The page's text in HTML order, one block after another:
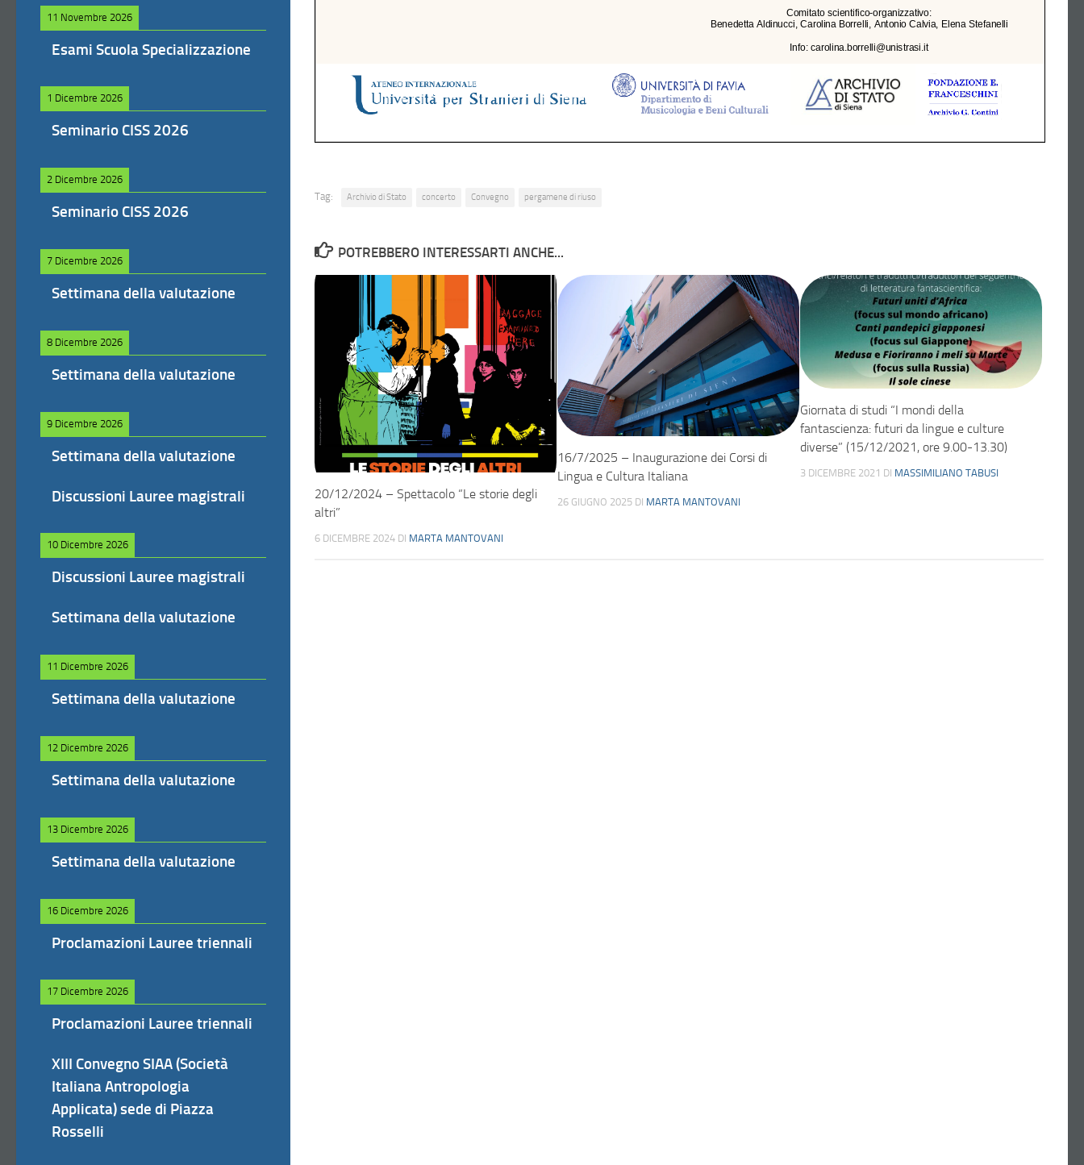
Tag: Archivio di Stato concerto Convegno pergamene di riuso
POTREBBERO INTERESSARTI ANCHE...
20/12/2024 – Spettacolo “Le storie degli
altri”
6 DICEMBRE 2024 DI MARTA MANTOVANI
16/7/2025 – Inaugurazione dei Corsi di
Lingua e Cultura Italiana
26 GIUGNO 2025 DI MARTA MANTOVANI
Giornata di studi “I mondi della
fantascienza: futuri da lingue e culture
diverse” (15/12/2021, ore 9.00-13.30)
3 DICEMBRE 2021 DI MASSIMILIANO TABUSI
11 Novembre 2026
Esami Scuola Specializzazione
1 Dicembre 2026
Seminario CISS 2026
2 Dicembre 2026
Seminario CISS 2026
7 Dicembre 2026
Settimana della valutazione
8 Dicembre 2026
Settimana della valutazione
9 Dicembre 2026
Settimana della valutazione
Discussioni Lauree magistrali
10 Dicembre 2026
Discussioni Lauree magistrali
Settimana della valutazione
11 Dicembre 2026
Settimana della valutazione
12 Dicembre 2026
Settimana della valutazione
13 Dicembre 2026
Settimana della valutazione
16 Dicembre 2026
Proclamazioni Lauree triennali
17 Dicembre 2026
Proclamazioni Lauree triennali
XIII Convegno SIAA (Società
Italiana Antropologia
Applicata) sede di Piazza
Rosselli